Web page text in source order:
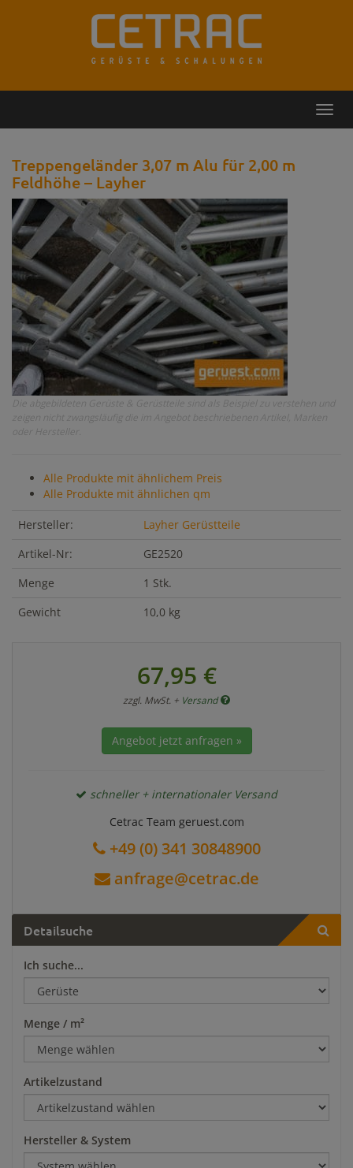
Treppengeländer 3,07 m Alu für 2,00 m
Feldhöhe – Layher
Die abgebildeten Gerüste & Gerüstteile sind als Beispiel zu verstehen und
zeigen nicht zwangsläufig die im Angebot beschriebenen Artikel, Marken
oder Hersteller.
Alle Produkte mit ähnlichem Preis
Alle Produkte mit ähnlichen qm
Hersteller:
Layher Gerüstteile
Artikel-Nr:
GE2520
Menge
1 Stk.
Gewicht
10,0 kg
67,95 €
zzgl. MwSt. + Versand
Angebot jetzt anfragen »
schneller + internationaler Versand
Cetrac Team geruest.com
+49 (0) 341 30848900
anfrage@cetrac.de
Detailsuche
Ich suche...
Menge / m²
Artikelzustand
Hersteller & System